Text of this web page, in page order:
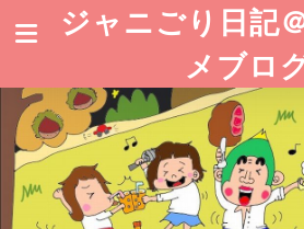
ジャニごり日記
メブロ